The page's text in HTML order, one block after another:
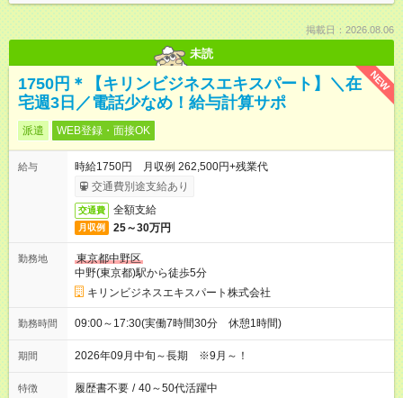
掲載日：2026.08.06
未読
NEW
1750円＊【キリンビジネスエキスパート】＼在
宅週3日／電話少なめ！給与計算サポ
派遣 WEB登録・面接OK
給与
時給1750円 月収例 262,500円+残業代
交通費別途支給あり
交通費 全額支給
月収例 25～30万円
勤務地
東京都中野区
中野(東京都)駅から徒歩5分
キリンビジネスエキスパート株式会社
勤務時間 09:00～17:30(実働7時間30分 休憩1時間)
期間 2026年09月中旬～長期 ※9月～！
特徴 履歴書不要 / 40～50代活躍中